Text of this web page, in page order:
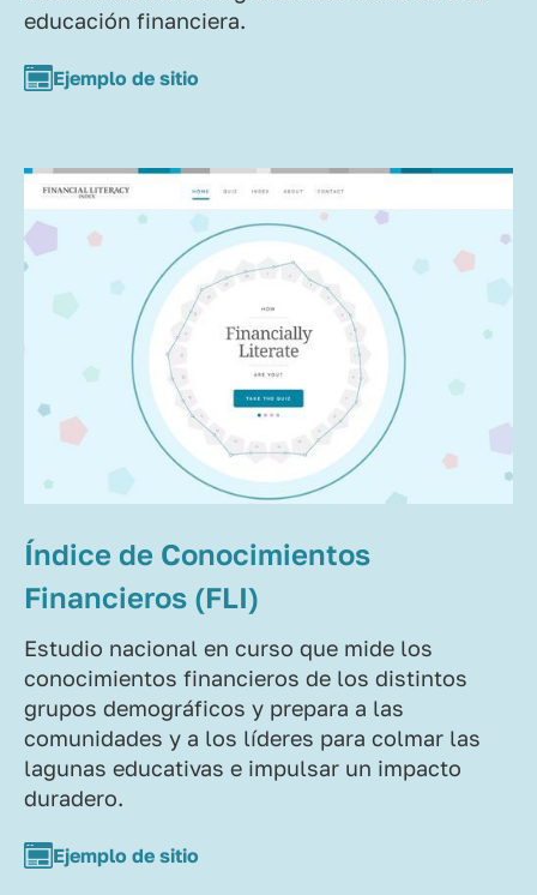
educación financiera.
Ejemplo de sitio
Índice de Conocimientos
Financieros (FLI)
Estudio nacional en curso que mide los
conocimientos financieros de los distintos
grupos demográficos y prepara a las
comunidades y a los líderes para colmar las
lagunas educativas e impulsar un impacto
duradero.
Ejemplo de sitio